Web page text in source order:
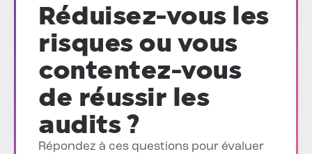
Réduisez-vous les
risques ou vous
contentez-vous
de réussir les
audits ?
Répondez à ces questions pour évaluer